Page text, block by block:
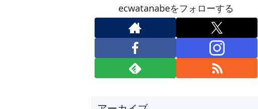
ecwatanabeをフォローする